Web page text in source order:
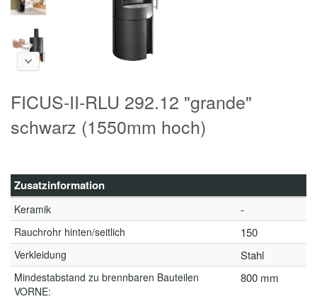
FICUS-II-RLU 292.12 "grande"
schwarz (1550mm hoch)
Zusatzinformation
Keramik -
Rauchrohr hinten/seitlich 150
Verkleidung Stahl
Mindestabstand zu brennbaren Bauteilen
VORNE:
800 mm